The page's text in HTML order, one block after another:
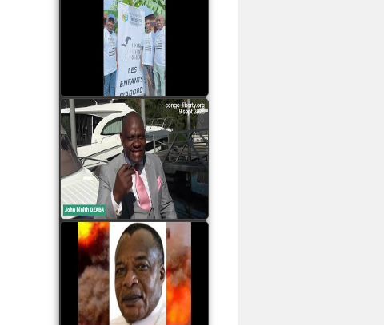
watch video
John Binith Dzaba
s'exprime sur le voyage
de Rodrigue Malanda
Samba à Paris
watch video
Poaty Pangou La
Conférence des ethnies
est la seule solution pour
éviter la scission du
Congo B
watch video